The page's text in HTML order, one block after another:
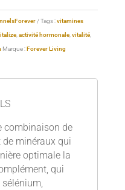
Tags :vitamines
, activité hormonale, vitalité,
Marque :Forever Living
combinaison de
minéraux qui
optimale la
qui